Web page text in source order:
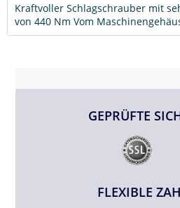
Kraftvoller Schlagschrauber mit
von 440 Nm Vom
GEPRÜFTE
FLEXIBLE